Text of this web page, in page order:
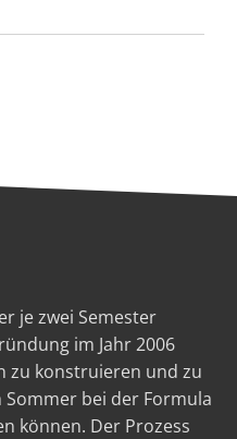
je zwei Semester
im Jahr 2006
zu konstruieren und zu
bei der Formula
können. Der Prozess